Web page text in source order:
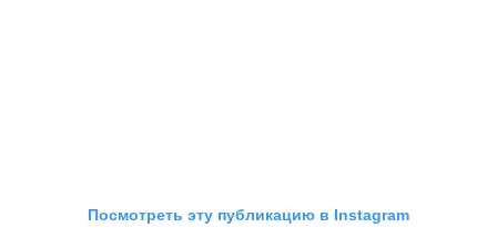
Посмотреть эту публикацию в Instagram